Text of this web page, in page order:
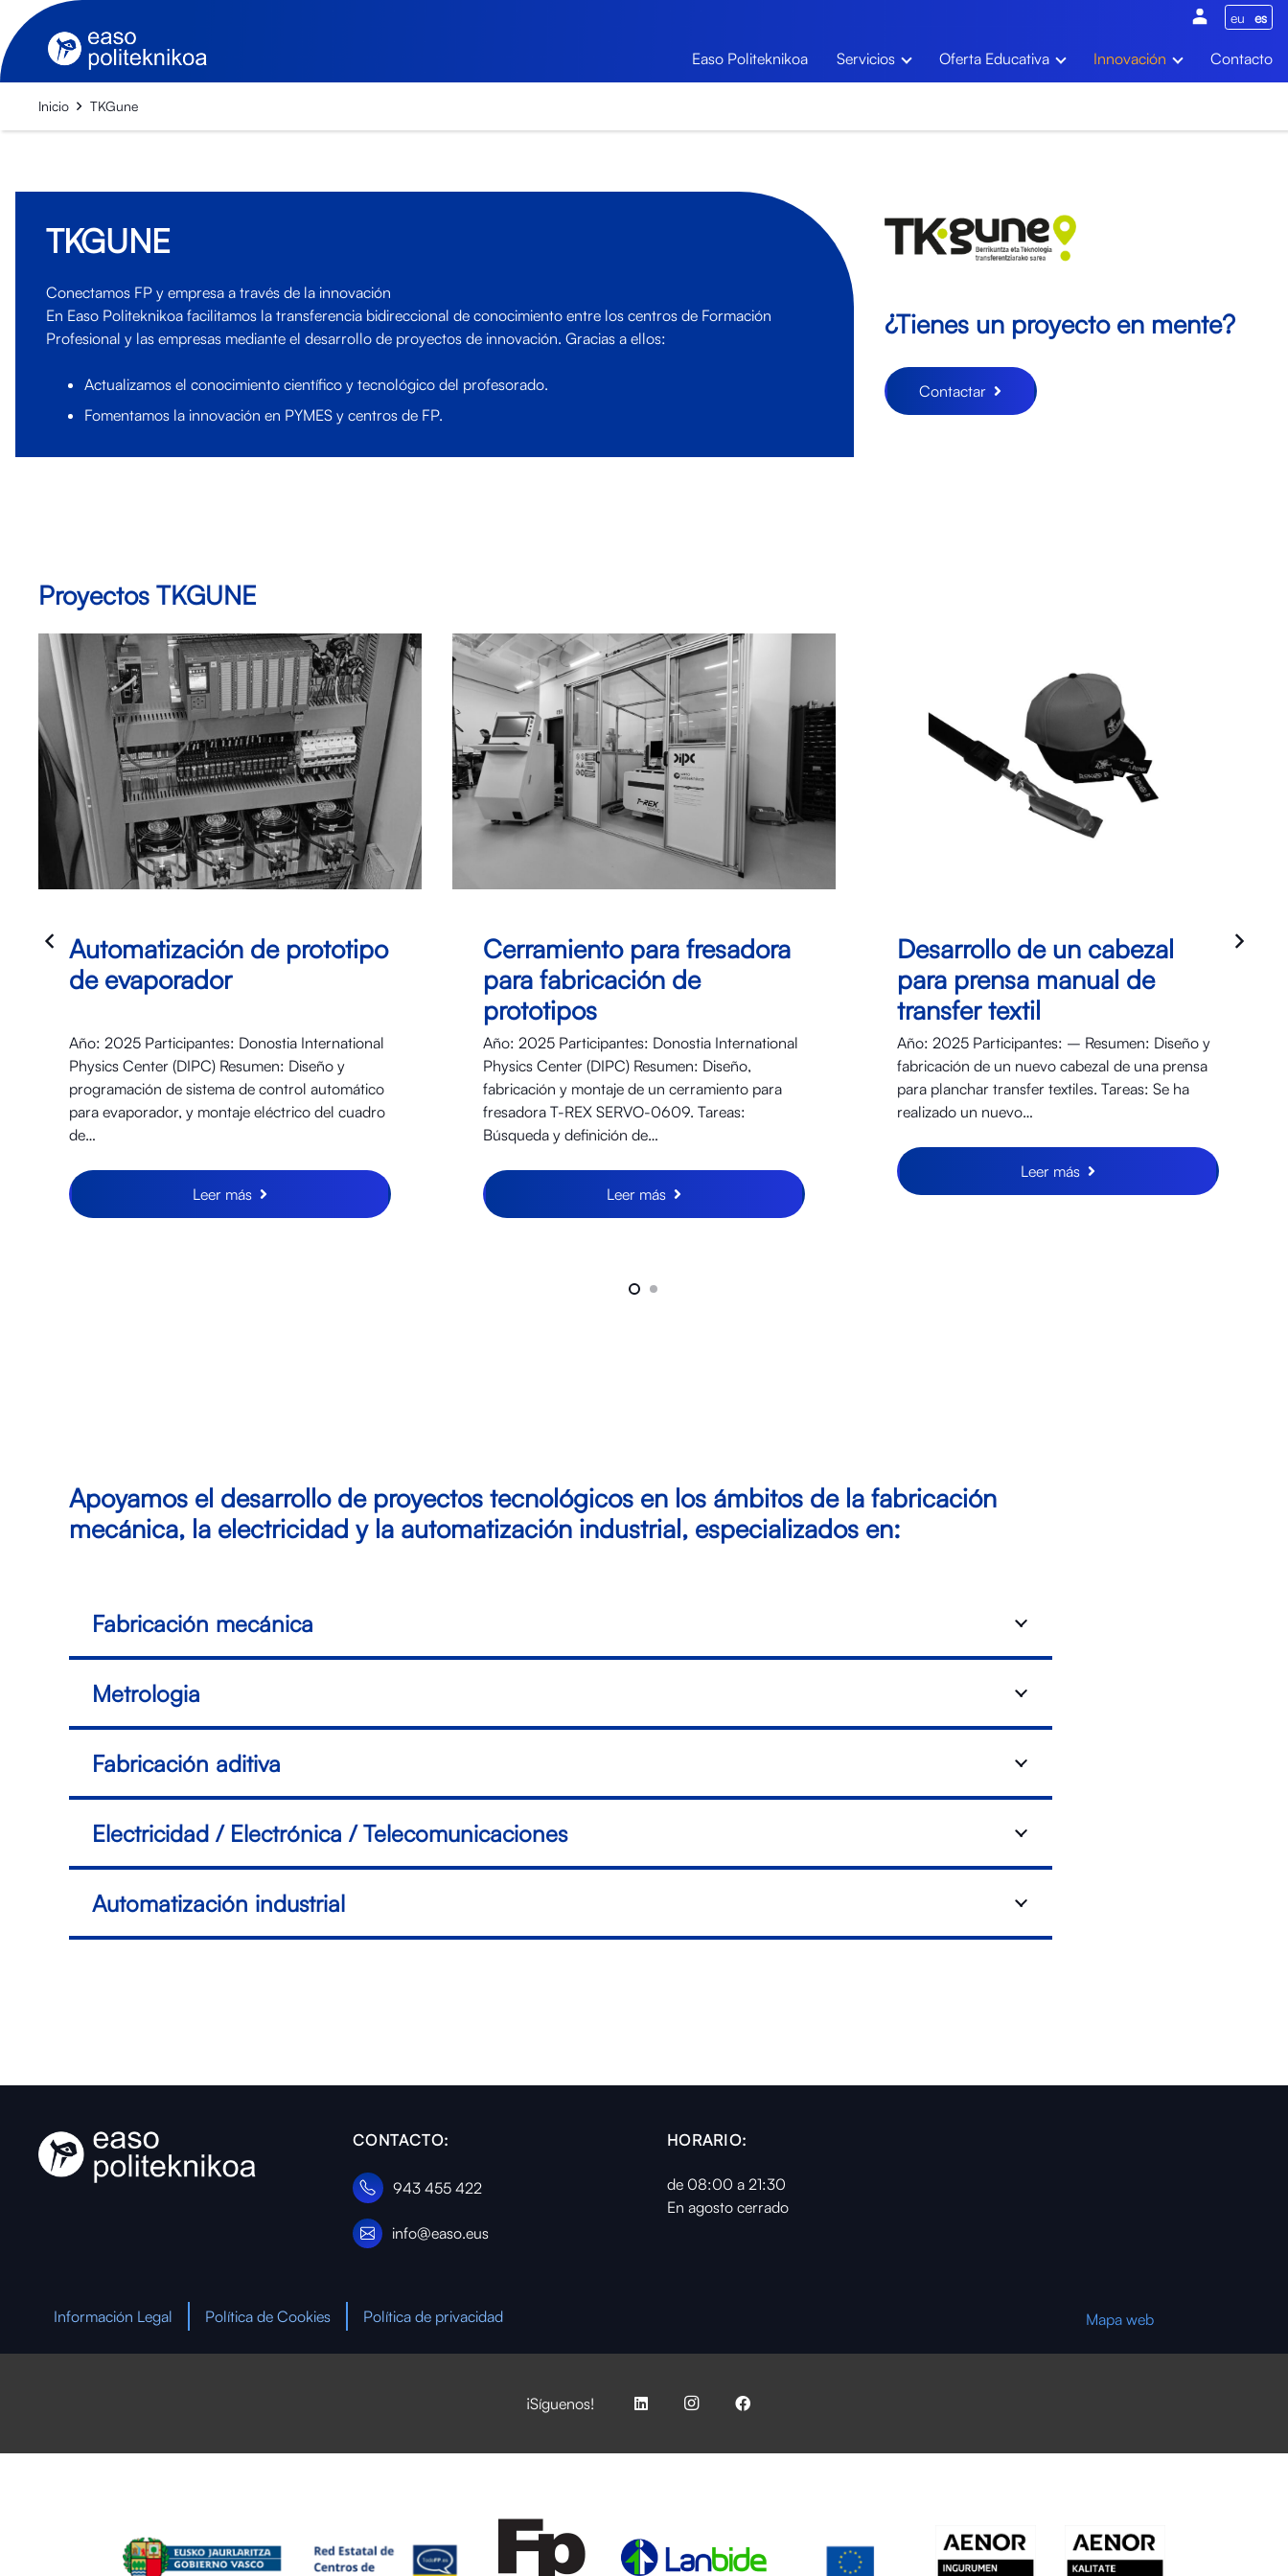
eu es
Easo Politeknikoa Servicios Oferta Educativa Innovación Contacto
Inicio TKGune
TKGUNE
Conectamos FP y empresa a través de la innovación
En Easo Politeknikoa facilitamos la transferencia bidireccional de conocimiento entre los centros de Formación
Profesional y las empresas mediante el desarrollo de proyectos de innovación. Gracias a ellos:
Actualizamos el conocimiento científico y tecnológico del profesorado.
Fomentamos la innovación en PYMES y centros de FP.
¿Tienes un proyecto en mente?
Contactar
Proyectos TKGUNE
Automatización de prototipo
de evaporador
Año: 2025 Participantes: Donostia International
Physics Center (DIPC) Resumen: Diseño y
programación de sistema de control automático
para evaporador, y montaje eléctrico del cuadro
de…
Leer más
Cerramiento para fresadora
para fabricación de
prototipos
Año: 2025 Participantes: Donostia International
Physics Center (DIPC) Resumen: Diseño,
fabricación y montaje de un cerramiento para
fresadora T-REX SERVO-0609. Tareas:
Búsqueda y definición de…
Leer más
Desarrollo de un cabezal
para prensa manual de
transfer textil
Año: 2025 Participantes: – Resumen: Diseño y
fabricación de un nuevo cabezal de una prensa
para planchar transfer textiles. Tareas: Se ha
realizado un nuevo…
Leer más
Apoyamos el desarrollo de proyectos tecnológicos en los ámbitos de la fabricación
mecánica, la electricidad y la automatización industrial, especializados en:
Fabricación mecánica
Metrologia
Fabricación aditiva
Electricidad / Electrónica / Telecomunicaciones
Automatización industrial
CONTACTO:
943 455 422
info@easo.eus
HORARIO:
de 08:00 a 21:30
En agosto cerrado
Información Legal Política de Cookies Política de privacidad Mapa web
¡Síguenos!